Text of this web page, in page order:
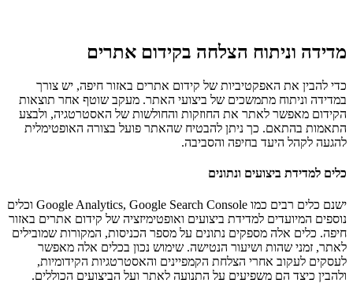
מדידה וניתוח הצלחה בקידום אתרים
כדי להבין את האפקטיביות של קידום אתרים באזור חיפה, יש צורך
במדידה וניתוח מתמשכים של ביצועי האתר. מעקב שוטף אחר תוצאות
הקידום מאפשר לאתר את החוזקות והחולשות של האסטרטגיה, ולבצע
התאמות בהתאם. כך ניתן להבטיח שהאתר פועל בצורה האופטימלית
להגעה לקהל היעד בחיפה והסביבה.
כלים למדידת ביצועים ונתונים
ישנם כלים רבים כמו Google Analytics, Google Search Console וכלים
נוספים המיועדים למדידת ביצועים ואופטימיזציה של קידום אתרים באזור
חיפה. כלים אלה מספקים נתונים על מספר הכניסות, המקורות שמובילים
לאתר, זמני שהות ושיעור הנטישה. שימוש נכון בכלים אלה מאפשר
לעסקים לעקוב אחרי הצלחת הקמפיינים והאסטרטגיות הקידומיות,
ולהבין כיצד הם משפיעים על התנועה לאתר ועל הביצועים הכוללים.